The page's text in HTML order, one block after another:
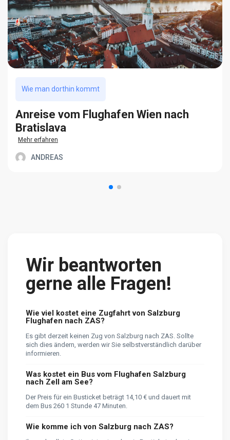
Wie man dorthin kommt
Anreise vom Flughafen Wien nach
Bratislava
Mehr erfahren
ANDREAS
Wir beantworten
gerne alle Fragen!
Wie viel kostet eine Zugfahrt von Salzburg
Flughafen nach ZAS?
Es gibt derzeit keinen Zug von Salzburg nach ZAS. Sollte
sich dies ändern, werden wir Sie selbstverständlich darüber
informieren.
Was kostet ein Bus vom Flughafen Salzburg
nach Zell am See?
Der Preis für ein Busticket beträgt 14,10 € und dauert mit
dem Bus 260 1 Stunde 47 Minuten.
Wie komme ich von Salzburg nach ZAS?